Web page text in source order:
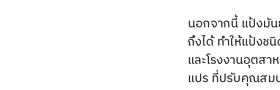
นอกจากนี้ แป้งมัน
ถึงได้ ทำให้แป้งช
และโรงงานอุตส
แปร ที่ปรับคุณสม